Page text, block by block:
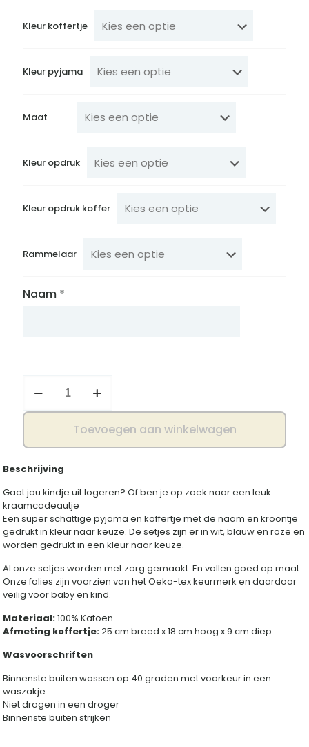
€ 32,95
Kleur koffertje
Kleur pyjama
Maat
Kleur opdruk
Kleur opdruk koffer
Rammelaar
Naam *
met
Toevoegen aan winkelwagen
Beschrijving
Gaat jou kindje uit logeren? Of ben je op zoek naar een leuk
kraamcadeautje
Een super schattige pyjama en koffertje met de naam en kroontje
gedrukt in kleur naar keuze. De setjes zijn er in wit, blauw en roze en
worden gedrukt in een kleur naar keuze.
Al onze setjes worden met zorg gemaakt. En vallen goed op maat
Onze folies zijn voorzien van het Oeko-tex keurmerk en daardoor
veilig voor baby en kind.
Materiaal:100% Katoen
Afmeting koffertje:25 cm breed x 18 cm hoog x 9 cm diep
Wasvoorschriften
Binnenste buiten wassen op 40 graden met voorkeur in een
waszakje
Niet drogen in een droger
Binnenste buiten strijken